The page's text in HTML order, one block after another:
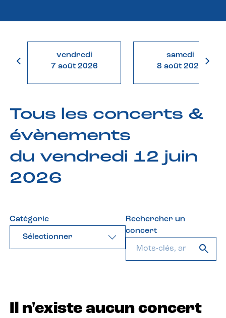
vendredi
7 août 2026
samedi
8 août 2026
Tous les concerts &
évènements
du vendredi 12 juin
2026
Catégorie
Sélectionner
Rechercher un
concert
Il n'existe aucun concert